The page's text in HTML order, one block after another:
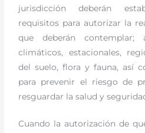
jurisdicción deberán
requisitos para autorizar la
que deberán contemplar;
climáticos, estacionales,
del suelo, flora y fauna, así
para prevenir el riesgo de
resguardar la salud y
Cuando la autorización de